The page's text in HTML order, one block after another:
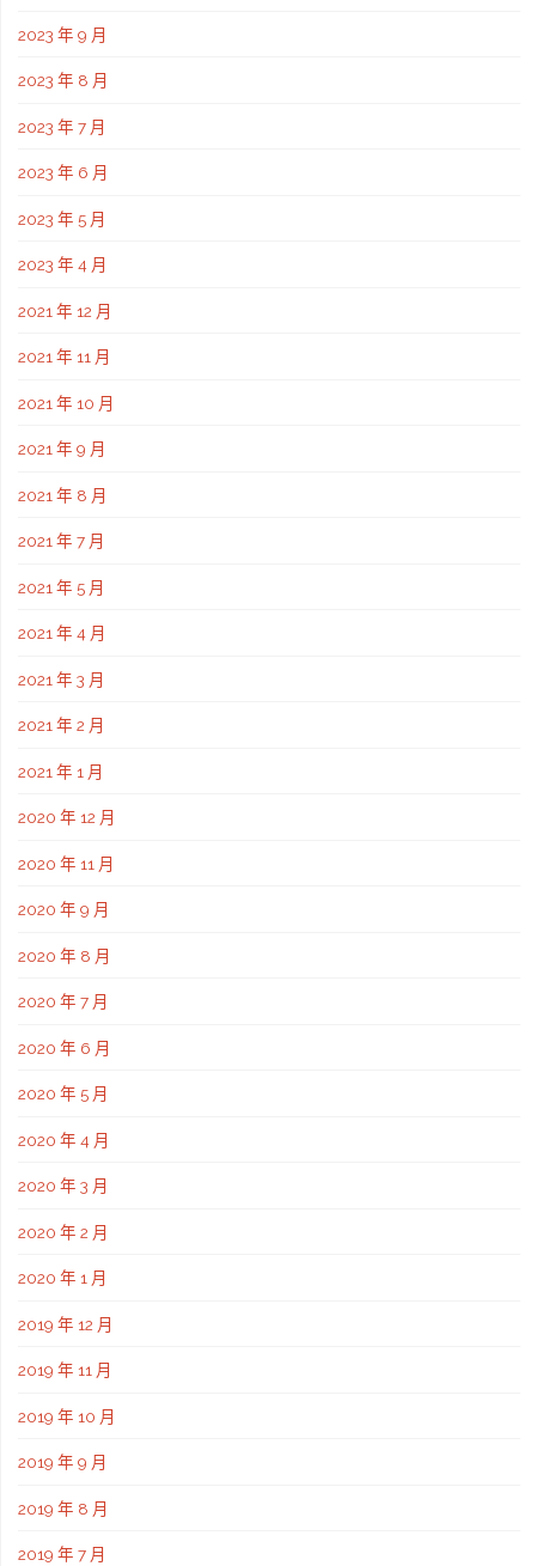
2023 年 9 月
2023 年 8 月
2023 年 7 月
2023 年 6 月
2023 年 5 月
2023 年 4 月
2021 年 12 月
2021 年 11 月
2021 年 10 月
2021 年 9 月
2021 年 8 月
2021 年 7 月
2021 年 5 月
2021 年 4 月
2021 年 3 月
2021 年 2 月
2021 年 1 月
2020 年 12 月
2020 年 11 月
2020 年 9 月
2020 年 8 月
2020 年 7 月
2020 年 6 月
2020 年 5 月
2020 年 4 月
2020 年 3 月
2020 年 2 月
2020 年 1 月
2019 年 12 月
2019 年 11 月
2019 年 10 月
2019 年 9 月
2019 年 8 月
2019 年 7 月